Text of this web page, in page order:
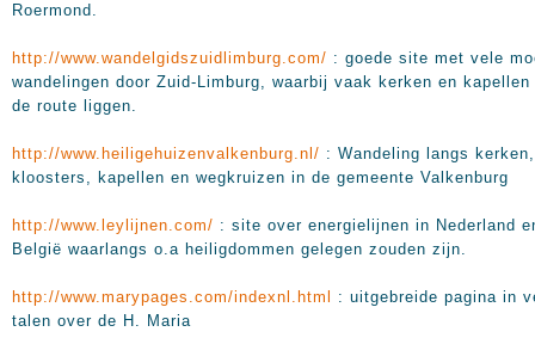
Roermond.
http://www.wandelgidszuidlimburg.com/ : goede site met vele
wandelingen door Zuid-Limburg, waarbij vaak kerken en kapellen
de route liggen.
http://www.heiligehuizenvalkenburg.nl/ : Wandeling langs kerken,
kloosters, kapellen en wegkruizen in de gemeente Valkenburg
http://www.leylijnen.com/ : site over energielijnen in Nederland
België waarlangs o.a heiligdommen gelegen zouden zijn.
http://www.marypages.com/indexnl.html
: uitgebreide pagina in
talen over de H. Maria